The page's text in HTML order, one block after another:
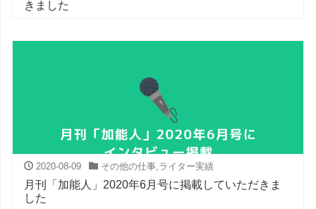
きました
2020-08-09 その他の仕事, ライター実績
月刊「加能人」2020年6月号に掲載していただきま
した